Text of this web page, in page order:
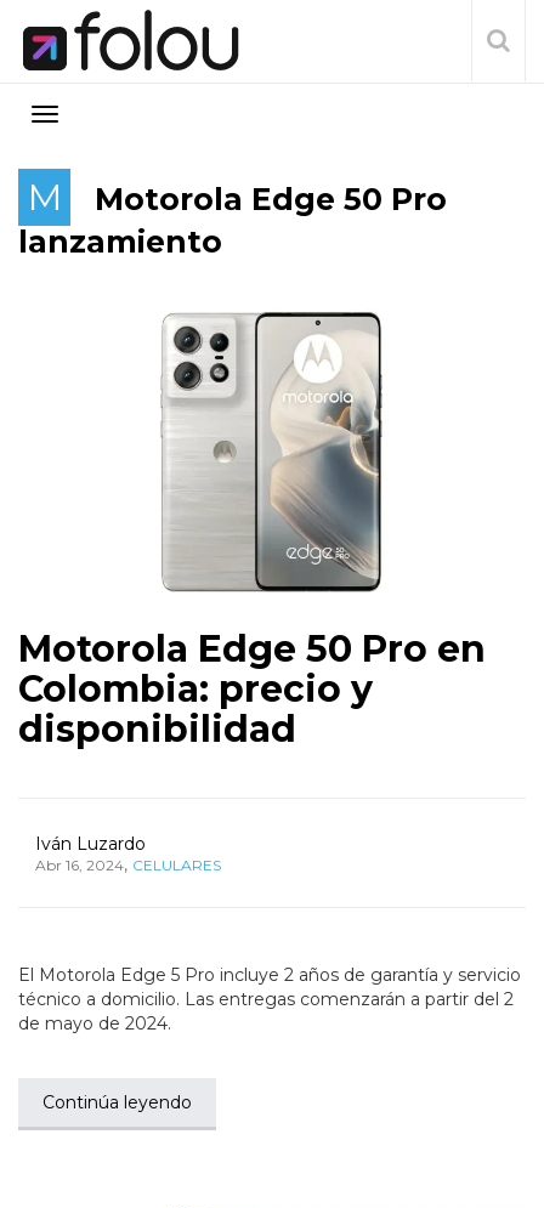
M
Motorola Edge 50 Pro
lanzamiento
Motorola Edge 50 Pro en
Colombia: precio y
disponibilidad
Iván Luzardo
Abr 16, 2024, CELULARES
El Motorola Edge 5 Pro incluye 2 años de garantía y servicio
técnico a domicilio. Las entregas comenzarán a partir del 2
de mayo de 2024.
Continúa leyendo